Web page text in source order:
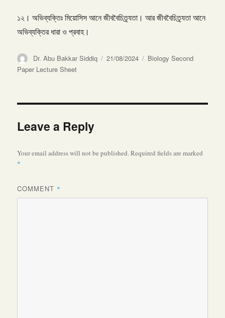
১২। অভিব্যক্তিঃ মিয়োসিস আনে জীববৈচিত্র্যতা। আর জীববৈচিত্র্যতা আনে
অভিব্যক্তির ধারা ও প্রবাহ।
Author
Dr. Abu Bakkar Siddiq
Posted
21/08/2024 Categories
Biology Second
Paper Lecture Sheet
Leave a Reply
Your email address will not be published.Required fields are marked
*
COMMENT *